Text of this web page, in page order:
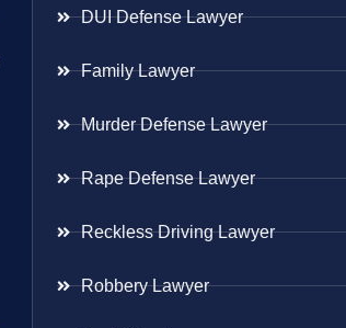
DUI Defense Lawyer
Family Lawyer
Murder Defense Lawyer
Rape Defense Lawyer
Reckless Driving Lawyer
Robbery Lawyer